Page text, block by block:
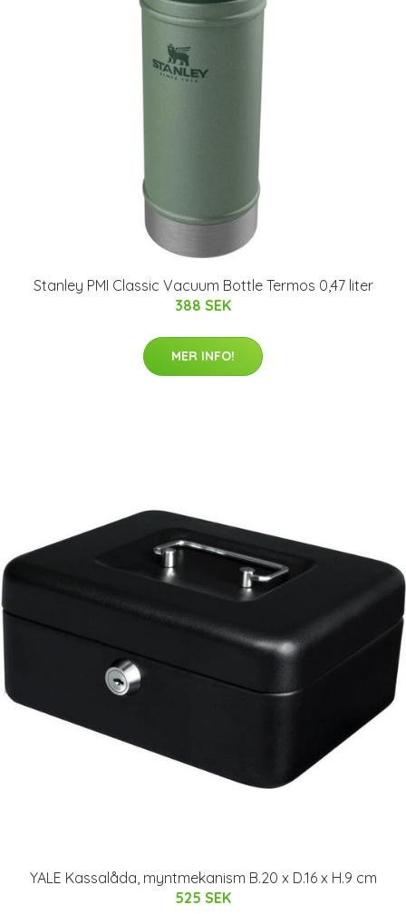
Stanley PMI Classic Vacuum Bottle Termos 0,47 liter
388 SEK
MER INFO!
YALE Kassalåda, myntmekanism B.20 x D.16 x H.9 cm
525 SEK